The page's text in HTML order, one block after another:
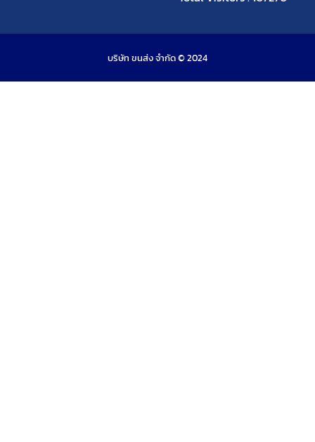
บริษัท ขนส่ง จำกัด © 2024